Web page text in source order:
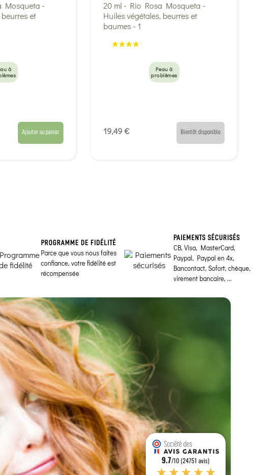
à
Ajouter au panier
Peau à
problèmes
19,49 € Bientôt disponible
PROGRAMME DE FIDÉLITÉ
Parce que vous nous faites
confiance, votre fidélité est
récompensée
PAIEMENTS SÉCURISÉS
CB, Visa, MasterCard,
Paypal, Paypal en 4x,
Bancontact, Sofort, chèque,
virement bancaire, ...
9.7/10 (24751 avis)
★★★★★